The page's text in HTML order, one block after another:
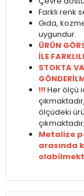
Farklı renk
Gıda,
uygundur.
ÜRÜN
İLE
STOKTA
!!!Her ölçü
ölçüdeki
Metalize
arasında